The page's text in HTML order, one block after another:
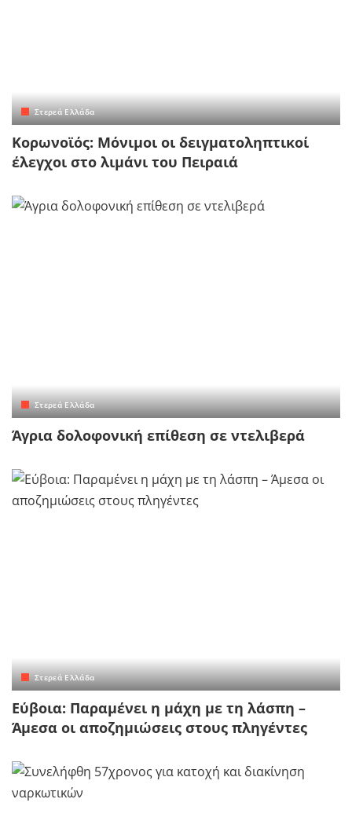
Στερεά Ελλάδα
Κορωνοϊός: Μόνιμοι οι δειγματοληπτικοί
έλεγχοι στο λιμάνι του Πειραιά
Στερεά Ελλάδα
Άγρια δολοφονική επίθεση σε ντελιβερά
Στερεά Ελλάδα
Εύβοια: Παραμένει η μάχη με τη λάσπη –
Άμεσα οι αποζημιώσεις στους πληγέντες